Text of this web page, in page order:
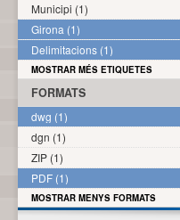
Municipi (1)
Girona (1)
Delimitacions (1)
MOSTRAR MÉS ETIQUETES
FORMATS
dwg (1)
dgn (1)
ZIP (1)
PDF (1)
MOSTRAR MENYS FORMATS